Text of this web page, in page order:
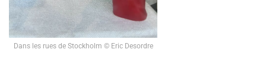
Dans les rues de Stockholm © Eric Desordre